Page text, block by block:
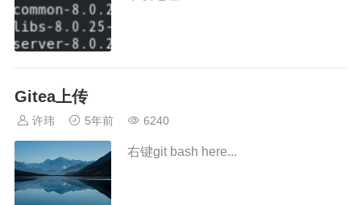
Gitea上传
许玮 5年前 6240
右键git bash here...